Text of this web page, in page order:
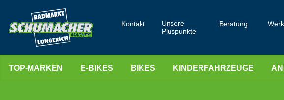
Kontakt
Unsere
Pluspunkte
Beratung
TOP-MARKEN E-BIKES BIKES KINDERFAHRZEUGE